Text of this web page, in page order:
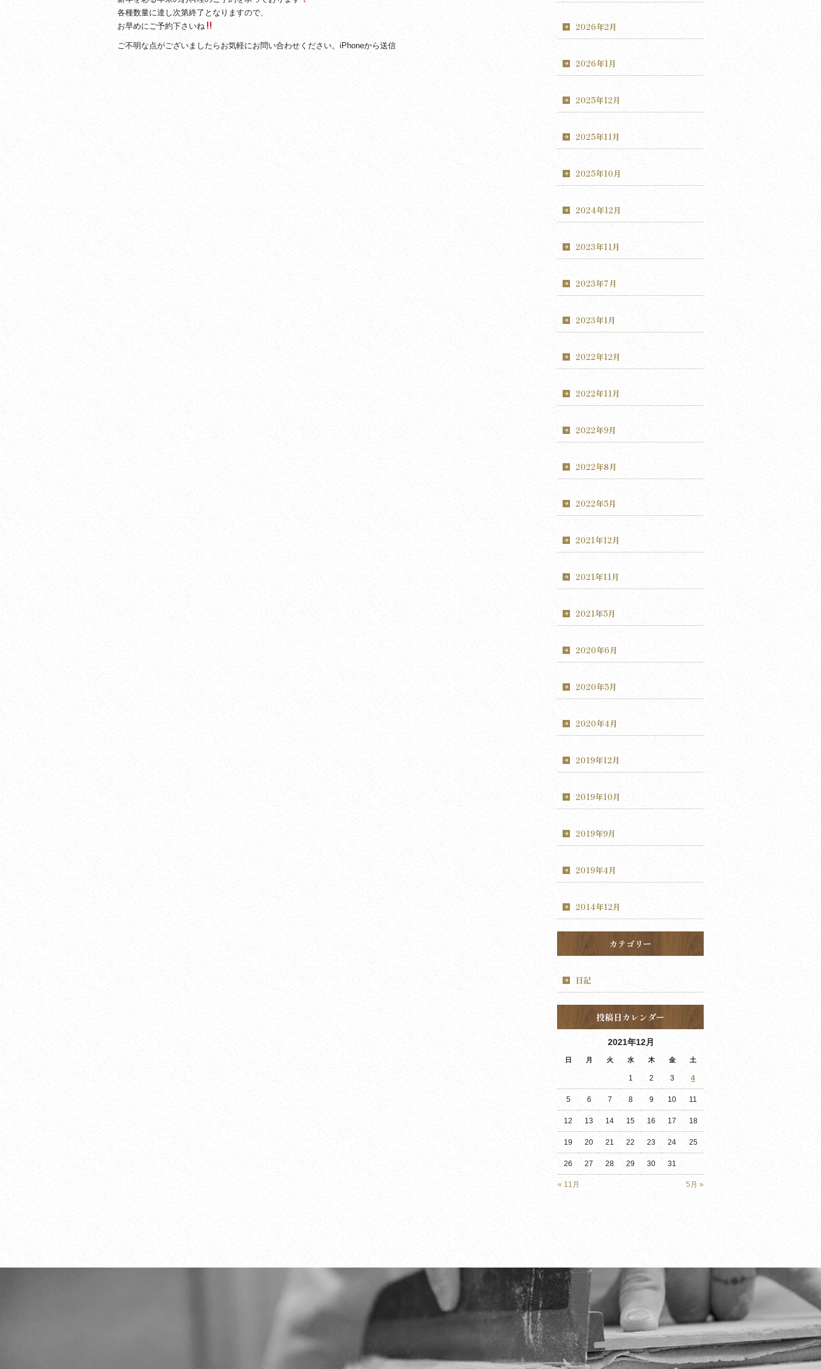
各種数量に達し次第終了となりますので、
お早めにご予約下さいね
ご不明な点がございましたらお気軽にお問い合わせください。iPhoneから送信
2026年2月
2026年1月
2025年12月
2025年11月
2025年10月
2024年12月
2023年11月
2023年7月
2023年1月
2022年12月
2022年11月
2022年9月
2022年8月
2022年5月
2021年12月
2021年11月
2021年5月
2020年6月
2020年5月
2020年4月
2019年12月
2019年10月
2019年9月
2019年4月
2014年12月
カテゴリー
日記
投稿日カレンダー
2021年12月
日 月 火 水 木 金 土
« 11月 5月 »
1 2 3 4
5 6 7 8 9 10 11
12 13 14 15 16 17 18
19 20 21 22 23 24 25
26 27 28 29 30 31